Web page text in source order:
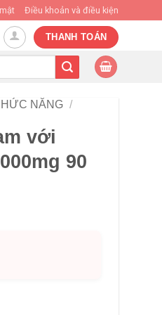
Điều khoản và điều kiện
THANH TOÁN
NĂNG /
với
90